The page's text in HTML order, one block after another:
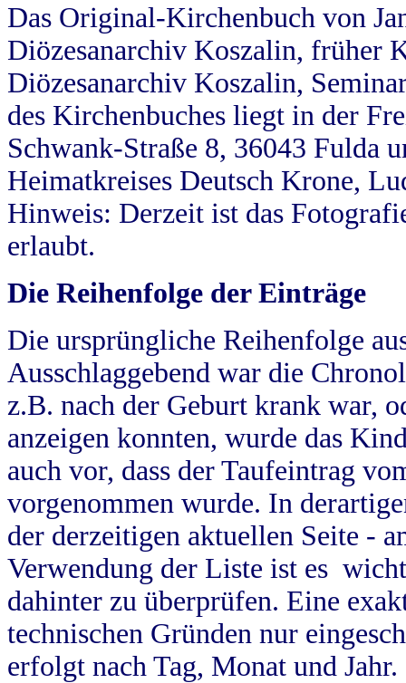
Das Original-Kirchenbuch von
Diözesanarchiv Koszalin, früher
Diözesanarchiv Koszalin,
des Kirchenbuches liegt in der
Schwank-Straße 8, 36043 Fulda
Heimatkreises Deutsch Krone,
Hinweis: Derzeit ist das
erlaubt.
Die Reihenfolge der Einträge
Die ursprüngliche Reihenfolge
Ausschlaggebend war die
z.B. nach der Geburt krank war,
anzeigen konnten, wurde das
auch vor, dass der Taufeintrag
vorgenommen wurde. In
der derzeitigen aktuellen Seite -
Verwendung der Liste ist es
dahinter zu überprüfen. Eine
technischen Gründen nur
erfolgt nach Tag, Monat und Jahr.